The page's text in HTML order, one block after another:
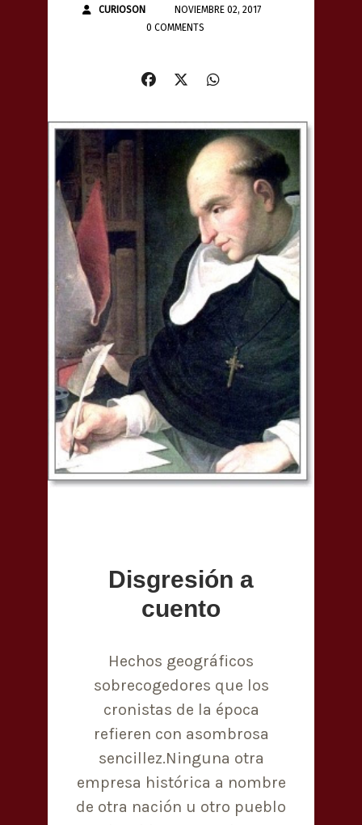
CURIOSON
NOVIEMBRE 02, 2017
0 COMMENTS
Disgresión a
cuento
Hechos geográficos
sobrecogedores que los
cronistas de la época
refieren con asombrosa
sencillez.Ninguna otra
empresa histórica a nombre
de otra nación u otro pueblo